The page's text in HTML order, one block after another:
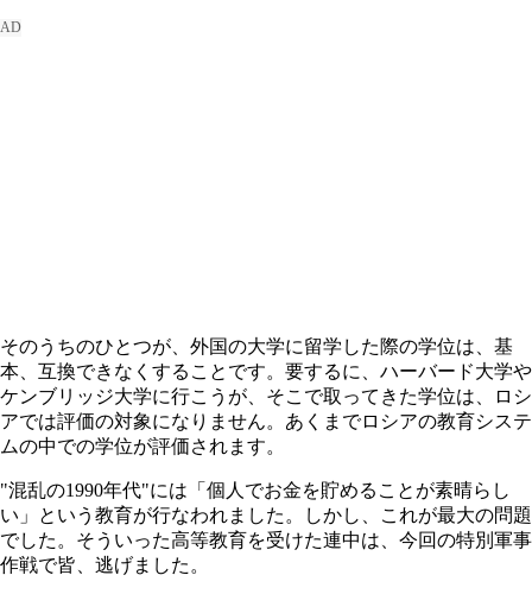
そのうちのひとつが、外国の大学に留学した際の学位は、基
本、互換できなくすることです。要するに、ハーバード大学や
ケンブリッジ大学に行こうが、そこで取ってきた学位は、ロシ
アでは評価の対象になりません。あくまでロシアの教育システ
ムの中での学位が評価されます。
"混乱の1990年代"には「個人でお金を貯めることが素晴らし
い」という教育が行なわれました。しかし、これが最大の問題
でした。そういった高等教育を受けた連中は、今回の特別軍事
作戦で皆、逃げました。